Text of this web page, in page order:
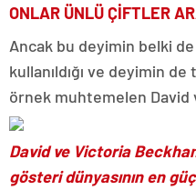
ONLAR ÜNLÜ ÇİFTLER
Ancak bu deyimin belki
kullanıldığı ve deyimin de
örnek muhtemelen David
David ve Victoria
gösteri dünyasının en